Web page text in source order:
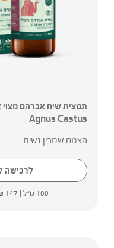
Agnus Castus
הצמח שמבין נשים
לרכישה
100 מ"ל | 147